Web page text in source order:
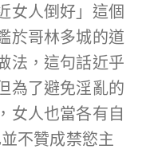
女人倒好」這個
於哥林多城的道
法，這句話近乎
為了避免淫亂的
女人也當各有自
不贊成禁慾主